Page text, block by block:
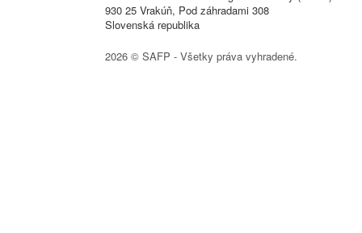
930 25 Vrakúň, Pod záhradami 308
Slovenská republika
2026 © SAFP - Všetky práva vyhradené.